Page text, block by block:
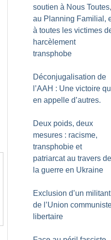
soutien à Nous Toutes,
au Planning Familial,
à toutes les victimes
harcèlement
transphobe
Déconjugalisation de
l’AAH : Une victoire
en appelle d’autres.
Deux poids, deux
mesures : racisme,
transphobie et
patriarcat au travers de
la guerre en Ukraine
Exclusion d’un militant
de l’Union
libertaire